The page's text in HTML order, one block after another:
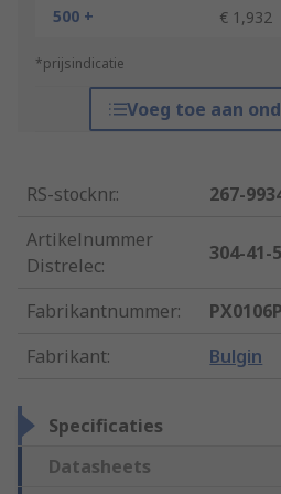
500 + € 1,932
*prijsindicatie
Voeg toe aan
RS-stocknr.:
267-
Artikelnummer
Distrelec:
304-41-
Fabrikantnummer:
Fabrikant: Bulgin
Specificaties
Datasheets